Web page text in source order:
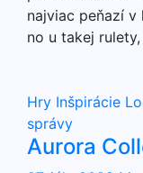
najviac peňazí v
no u takej
Hry Inšpirácie
správy
Aurora